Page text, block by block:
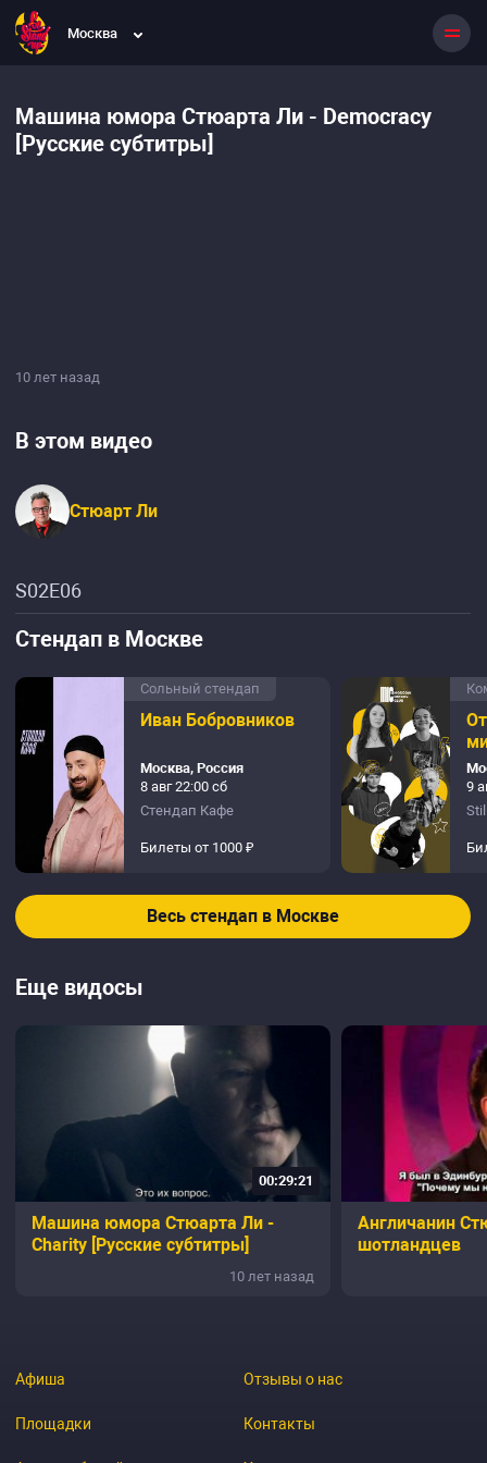
Москва
Машина юмора Стюарта Ли - Democracy
[Русские субтитры]
10 лет назад
В этом видео
Стюарт Ли
S02E06
Стендап в Москве
Сольный стендап
Иван Бобровников
Москва, Россия
8 авг 22:00 сб
Стендап Кафе
Билеты от 1000 ₽
9
Весь стендап в Москве
Еще видосы
00:29:21
Машина юмора Стюарта Ли -
Charity [Русские субтитры]
10 лет назад
Англичанин
шотландцев
Афиша
Площадки
Отзывы о нас
Контакты